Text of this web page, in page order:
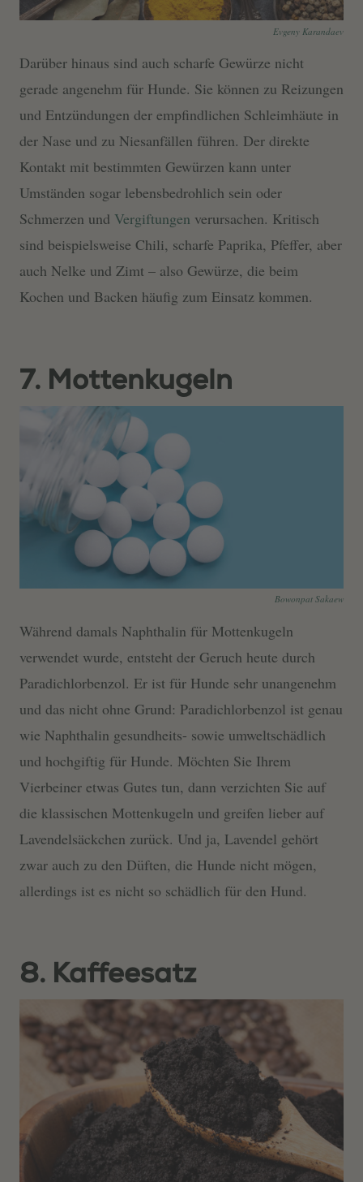
Evgeny Karandaev
Darüber hinaus sind auch scharfe Gewürze nicht
gerade angenehm für Hunde. Sie können zu Reizungen
und Entzündungen der empfindlichen Schleimhäute in
der Nase und zu Niesanfällen führen. Der direkte
Kontakt mit bestimmten Gewürzen kann unter
Umständen sogar lebensbedrohlich sein oder
Schmerzen und Vergiftungen verursachen. Kritisch
sind beispielsweise Chili, scharfe Paprika, Pfeffer, aber
auch Nelke und Zimt – also Gewürze, die beim
Kochen und Backen häufig zum Einsatz kommen.
7. Mottenkugeln
Bowonpat Sakaew
Während damals Naphthalin für Mottenkugeln
verwendet wurde, entsteht der Geruch heute durch
Paradichlorbenzol. Er ist für Hunde sehr unangenehm
und das nicht ohne Grund: Paradichlorbenzol ist genau
wie Naphthalin gesundheits- sowie umweltschädlich
und hochgiftig für Hunde. Möchten Sie Ihrem
Vierbeiner etwas Gutes tun, dann verzichten Sie auf
die klassischen Mottenkugeln und greifen lieber auf
Lavendelsäckchen zurück. Und ja, Lavendel gehört
zwar auch zu den Düften, die Hunde nicht mögen,
allerdings ist es nicht so schädlich für den Hund.
8. Kaffeesatz